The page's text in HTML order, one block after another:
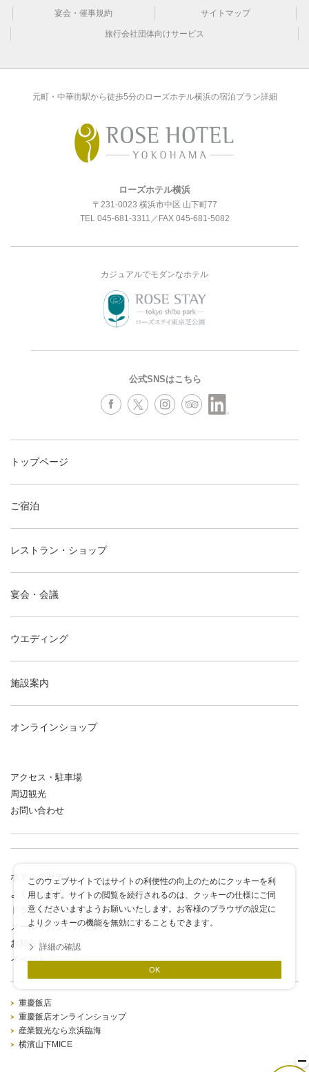
このウェブサイトではサイトの利便性の向上のためにクッキーを利
用します。サイトの閲覧を続行されるのは、クッキーの仕様にご同
意くださいますようお願いいたします。お客様のブラウザの設定に
よりクッキーの機能を無効にすることもできます。
詳細の確認
OK
宴会・催事規約 サイトマップ
旅行会社団体向けサービス
元町・中華街駅から徒歩5分のローズホテル横浜の宿泊プラン詳細
ローズホテル横浜
〒231-0023 横浜市中区 山下町77
TEL 045-681-3311 ／FAX 045-681-5082
カジュアルでモダンなホテル
公式SNSはこちら
トップページ
ご宿泊
レストラン・ショップ
宴会・会議
ウエディング
施設案内
オンラインショップ
アクセス・駐車場
周辺観光
お問い合わせ
ホテルの歴史
よくある質問
ドラゴンポイントカード
メールマガジンのご案内
お知らせ
イベント
重慶飯店
重慶飯店オンラインショップ
産業観光なら京浜臨海
横濱山下MICE